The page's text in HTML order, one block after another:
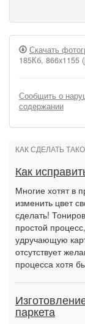
Скачать
185Кб, 866x1155
Сообщить о
содержании
КАК СДЕЛАТЬ
Как
Многие хотят в
изменить цвет
сделать!
простой
удручающую
отсутствует
процесса хотя
паркета